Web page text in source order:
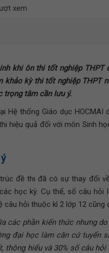
xem
khi ôn thi tốt nghiệp THPT
kỳ thi tốt nghiệp THPT
trọng tâm cần lưu ý.
Hệ thống Giáo dục HOCMAI
hiệu quả đối với môn Sinh
đề thi đã có sự thay đổi
học kỳ. Cụ thể, số câu hỏi
câu hỏi thuộc kì 2 lớp 12 cũng
các phần kiến thức nhưng
đại học làm căn cứ tuyển
hiểu và 30% số câu hỏi